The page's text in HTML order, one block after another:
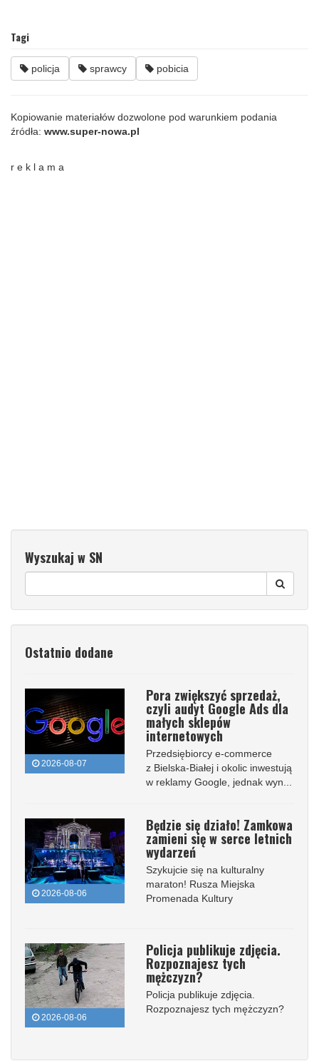
Tagi
policja sprawcy pobicia
Kopiowanie materiałów dozwolone pod warunkiem podania
źródła: www.super-nowa.pl
r e k l a m a
Wyszukaj w SN
Ostatnio dodane
2026-08-07
Pora zwiększyć sprzedaż,
czyli audyt Google Ads dla
małych sklepów
internetowych
Przedsiębiorcy e-commerce
z Bielska-Białej i okolic inwestują
w reklamy Google, jednak wyn...
2026-08-06
Będzie się działo! Zamkowa
zamieni się w serce letnich
wydarzeń
Szykujcie się na kulturalny
maraton! Rusza Miejska
Promenada Kultury
2026-08-06
Policja publikuje zdjęcia.
Rozpoznajesz tych
mężczyzn?
Policja publikuje zdjęcia.
Rozpoznajesz tych mężczyzn?